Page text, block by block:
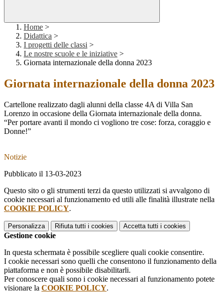
Home >
Didattica >
I progetti delle classi >
Le nostre scuole e le iniziative >
Giornata internazionale della donna 2023
Giornata internazionale della donna 2023
Cartellone realizzato dagli alunni della classe 4A di Villa San
Lorenzo in occasione della Giornata internazionale della donna.
“Per portare avanti il mondo ci vogliono tre cose: forza, coraggio e
Donne!”
Notizie
Pubblicato il 13-03-2023
Questo sito o gli strumenti terzi da questo utilizzati si avvalgono di
cookie necessari al funzionamento ed utili alle finalità illustrate nella
COOKIE POLICY.
Personalizza Rifiuta tutti i cookies Accetta tutti i cookies
Gestione cookie
In questa schermata è possibile scegliere quali cookie consentire.
I cookie necessari sono quelli che consentono il funzionamento della
piattaforma e non è possibile disabilitarli.
Per conoscere quali sono i cookie necessari al funzionamento potete
visionare la COOKIE POLICY.